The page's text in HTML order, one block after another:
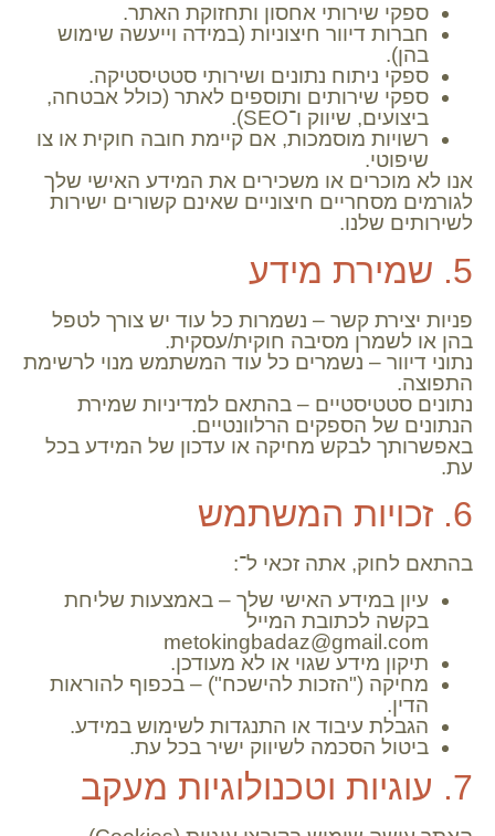
ספקי שירותי אחסון ותחזוקת האתר.
חברות דיוור חיצוניות (במידה וייעשה שימוש
בהן).
ספקי ניתוח נתונים ושירותי סטטיסטיקה.
ספקי שירותים ותוספים לאתר (כולל אבטחה,
ביצועים, שיווק ו־SEO).
רשויות מוסמכות, אם קיימת חובה חוקית או צו
שיפוטי.
אנו לא מוכרים או משכירים את המידע האישי שלך
לגורמים מסחריים חיצוניים שאינם קשורים ישירות
לשירותים שלנו.
5. שמירת מידע
פניות יצירת קשר – נשמרות כל עוד יש צורך לטפל
בהן או לשמרן מסיבה חוקית/עסקית.
נתוני דיוור – נשמרים כל עוד המשתמש מנוי לרשימת
התפוצה.
נתונים סטטיסטיים – בהתאם למדיניות שמירת
הנתונים של הספקים הרלוונטיים.
באפשרותך לבקש מחיקה או עדכון של המידע בכל
עת.
6. זכויות המשתמש
בהתאם לחוק, אתה זכאי ל־:
עיון במידע האישי שלך – באמצעות שליחת
בקשה לכתובת המייל
metokingbadaz@gmail.com
תיקון מידע שגוי או לא מעודכן.
מחיקה ("הזכות להישכח") – בכפוף להוראות
הדין.
הגבלת עיבוד או התנגדות לשימוש במידע.
ביטול הסכמה לשיווק ישיר בכל עת.
7. עוגיות וטכנולוגיות מעקב